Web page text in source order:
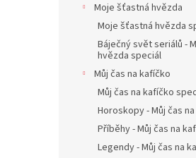
Moje šťastná hvězda
Moje šťastná hvězda
Báječný svět seriálů -
hvězda speciál
Můj čas na kafíčko
Můj čas na kafíčko
Horoskopy - Můj čas
Příběhy - Můj čas na
Legendy - Můj čas na